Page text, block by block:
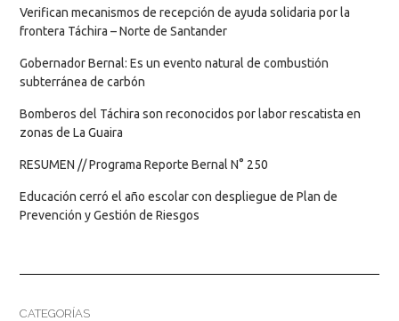
Verifican mecanismos de recepción de ayuda solidaria por la
frontera Táchira – Norte de Santander
Gobernador Bernal: Es un evento natural de combustión
subterránea de carbón
Bomberos del Táchira son reconocidos por labor rescatista en
zonas de La Guaira
RESUMEN // Programa Reporte Bernal N° 250
Educación cerró el año escolar con despliegue de Plan de
Prevención y Gestión de Riesgos
CATEGORÍAS